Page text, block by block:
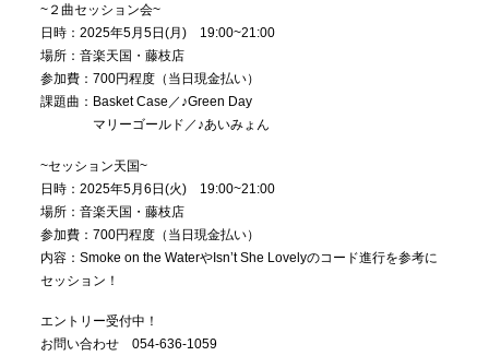
~２曲セッション会~
日時：2025年5月5日(月) 19:00~21:00
場所：音楽天国・藤枝店
参加費：700円程度（当日現金払い）
課題曲：Basket Case／♪Green Day
マリーゴールド／♪あいみょん
~セッション天国~
日時：2025年5月6日(火) 19:00~21:00
場所：音楽天国・藤枝店
参加費：700円程度（当日現金払い）
内容：Smoke on the WaterやIsn’t She Lovelyのコード進行を参考に
セッション！
エントリー受付中！
お問い合わせ 054-636-1059